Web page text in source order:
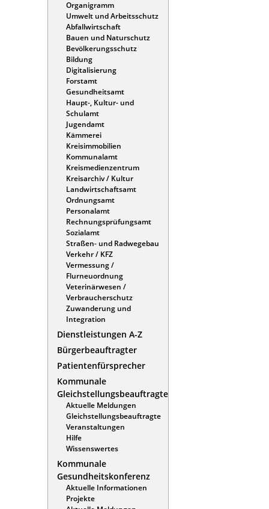
Organigramm
Umwelt und Arbeitsschutz
Abfallwirtschaft
Bauen und Naturschutz
Bevölkerungsschutz
Bildung
Digitalisierung
Forstamt
Gesundheitsamt
Haupt-, Kultur- und
Schulamt
Jugendamt
Kämmerei
Kreisimmobilien
Kommunalamt
Kreismedienzentrum
Kreisarchiv / Kultur
Landwirtschaftsamt
Ordnungsamt
Personalamt
Rechnungsprüfungsamt
Sozialamt
Straßen- und Radwegebau
Verkehr / KFZ
Vermessung /
Flurneuordnung
Veterinärwesen /
Verbraucherschutz
Zuwanderung und
Integration
Dienstleistungen A-Z
Bürgerbeauftragter
Patientenfürsprecher
Kommunale
Gleichstellungsbeauftragte
Aktuelle Meldungen
Gleichstellungsbeauftragte
Veranstaltungen
Hilfe
Wissenswertes
Kommunale
Gesundheitskonferenz
Aktuelle Informationen
Projekte